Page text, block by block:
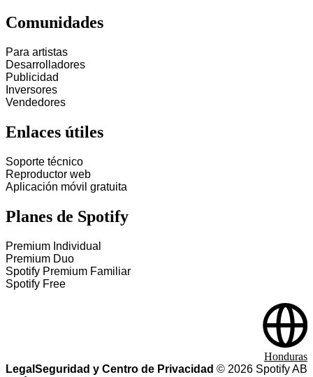
Comunidades
Para artistas
Desarrolladores
Publicidad
Inversores
Vendedores
Enlaces útiles
Soporte técnico
Reproductor web
Aplicación móvil gratuita
Planes de Spotify
Premium Individual
Premium Duo
Spotify Premium Familiar
Spotify Free
Legal Seguridad y Centro de Privacidad © 2026 Spotify AB
Honduras